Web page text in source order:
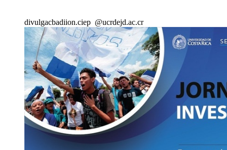
divulgacbadiion.ciep @ucrdejd.ac.cr